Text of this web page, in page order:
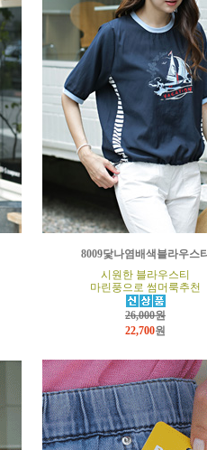
8009닻나염배색블라우스
시원한 블라우스티
마린풍으로 썸머룩추천
26,000원
22,700원